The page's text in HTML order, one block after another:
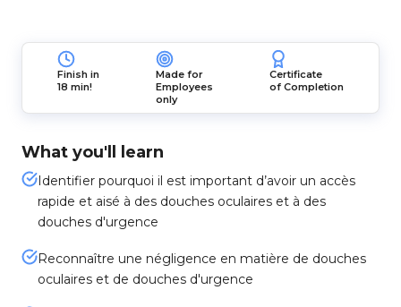
Finish in
18 min!
Made for
Employees
only
Certificate
of Completion
What you'll learn
Identifier pourquoi il est important d’avoir un accès
rapide et aisé à des douches oculaires et à des
douches d'urgence
Reconnaître une négligence en matière de douches
oculaires et de douches d'urgence